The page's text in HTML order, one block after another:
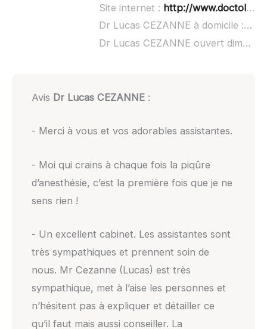
Site internet : http://www.doctolib.fr/dentiste/plaisance-du-touch/lucas-cezanne
Dr Lucas CEZANNE à domicile :non
Dr Lucas CEZANNE ouvert dimanche :
Avis Dr Lucas CEZANNE:
- Merci à vous et vos adorables assistantes.
- Moi qui crains à chaque fois la piqûre
d’anesthésie, c’est la première fois que je ne
sens rien !
- Un excellent cabinet. Les assistantes sont
très sympathiques et prennent soin de
nous. Mr Cezanne (Lucas) est très
sympathique, met à l’aise les personnes et
n’hésitent pas à expliquer et détailler ce
qu’il faut mais aussi conseiller. La